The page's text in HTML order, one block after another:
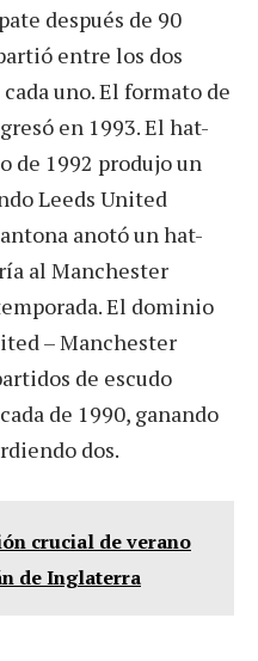
después de 90
entre los dos
uno. El formato de
en 1993. El hat-
de 1992 produjo un
Leeds United
anotó un hat-
al Manchester
El dominio
– Manchester
de escudo
de 1990, ganando
dos.
crucial de verano
de Inglaterra